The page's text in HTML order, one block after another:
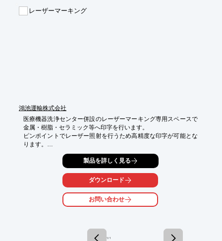
レーザーマーキング
鴻池運輸株式会社
医療機器洗浄センター併設のレーザーマーキング専用スペースで
金属・樹脂・セラミック等へ印字を行います。
ピンポイントでレーザー照射を行うため高精度な印字が可能とな
ります。
QRコードのような小さな文字でも印字・判別ができ、ラベルの
ように剥がれるリスクがない点が特徴です。
医療機器メーカー様の確実な品質管理をサポートいたします。
製品を詳しく見る
ダウンロード
お問い合わせ
1 / 1